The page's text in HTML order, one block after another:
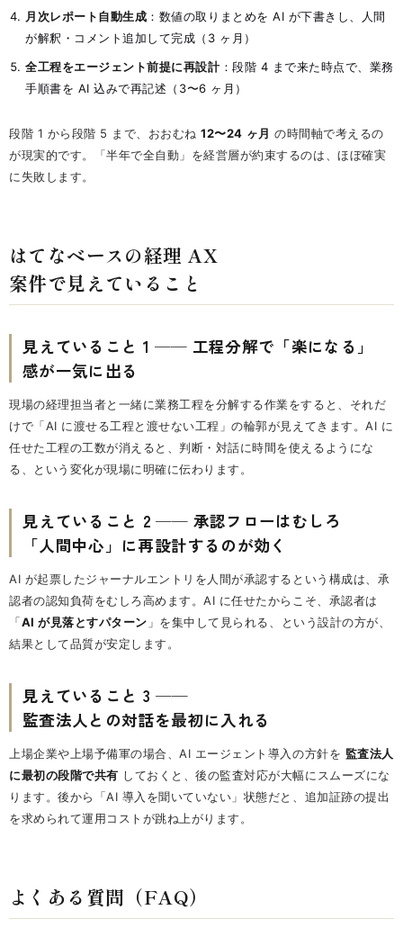
月次レポート自動生成 ：数値の取りまとめを AI が下書きし、人間
が解釈・コメント追加して完成（3 ヶ月）
全工程をエージェント前提に再設計：段階 4 まで来た時点で、業務
手順書を AI 込みで再記述（3〜6 ヶ月）
段階 1 から段階 5 まで、おおむね12〜24 ヶ月 の時間軸で考えるの
が現実的です。「半年で全自動」を経営層が約束するのは、ほぼ確実
に失敗します。
はてなベースの経理 AX
案件で見えていること
見えていること 1 ── 工程分解で「楽になる」
感が一気に出る
現場の経理担当者と一緒に業務工程を分解する作業をすると、それだ
けで「AI に渡せる工程と渡せない工程」の輪郭が見えてきます。AI に
任せた工程の工数が消えると、判断・対話に時間を使えるようにな
る、という変化が現場に明確に伝わります。
見えていること 2 ── 承認フローはむしろ
「人間中心」に再設計するのが効く
AI が起票したジャーナルエントリを人間が承認するという構成は、承
認者の認知負荷をむしろ高めます。AI に任せたからこそ、承認者は
「AI が見落とすパターン 」を集中して見られる、という設計の方が、
結果として品質が安定します。
見えていること 3 ──
監査法人との対話を最初に入れる
上場企業や上場予備軍の場合、AI エージェント導入の方針を 監査法人
に最初の段階で共有 しておくと、後の監査対応が大幅にスムーズにな
ります。後から「AI 導入を聞いていない」状態だと、追加証跡の提出
を求められて運用コストが跳ね上がります。
よくある質問（FAQ）